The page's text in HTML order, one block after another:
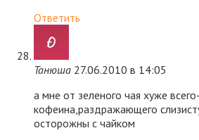
Ответить
Танюша 27.06.2010 в 14:05
а мне от зеленого чая хуже
кофеина,раздражающего
осторожны с чайком